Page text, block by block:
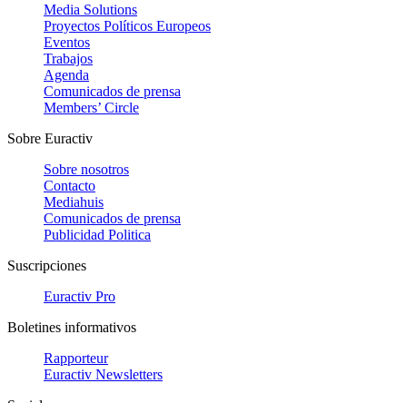
Media Solutions
Proyectos Políticos Europeos
Eventos
Trabajos
Agenda
Comunicados de prensa
Members’ Circle
Sobre Euractiv
Sobre nosotros
Contacto
Mediahuis
Comunicados de prensa
Publicidad Politica
Suscripciones
Euractiv Pro
Boletines informativos
Rapporteur
Euractiv Newsletters